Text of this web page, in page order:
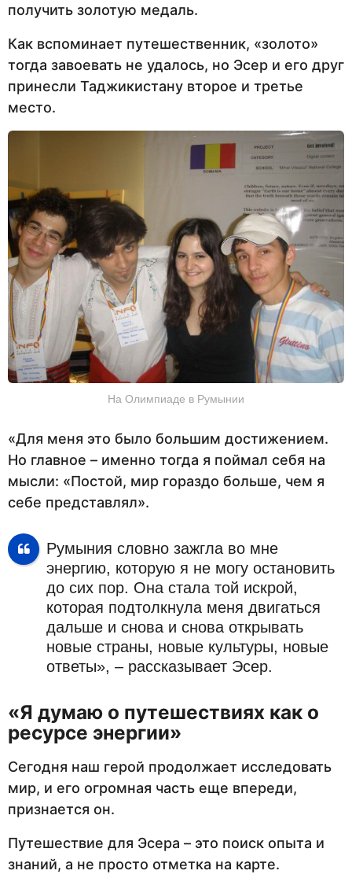
получить золотую медаль.
Как вспоминает путешественник, «золото»
тогда завоевать не удалось, но Эсер и его друг
принесли Таджикистану второе и третье
место.
На Олимпиаде в Румынии
«Для меня это было большим достижением.
Но главное – именно тогда я поймал себя на
мысли: «Постой, мир гораздо больше, чем я
себе представлял».
Румыния словно зажгла во мне
энергию, которую я не могу остановить
до сих пор. Она стала той искрой,
которая подтолкнула меня двигаться
дальше и снова и снова открывать
новые страны, новые культуры, новые
ответы», – рассказывает Эсер.
«Я думаю о путешествиях как о
ресурсе энергии»
Сегодня наш герой продолжает исследовать
мир, и его огромная часть еще впереди,
признается он.
Путешествие для Эсера – это поиск опыта и
знаний, а не просто отметка на карте.